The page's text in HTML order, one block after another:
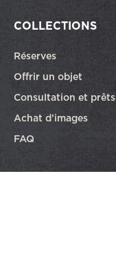
COLLECTIONS
Réserves
Offrir un objet
Consultation et prêts
Achat d’images
FAQ